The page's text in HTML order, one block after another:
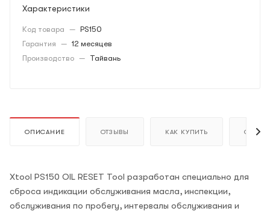
Характеристики
Код товара — PS150
Гарантия — 12 месяцев
Производство — Тайвань
ОПИСАНИЕ ОТЗЫВЫ КАК КУПИТЬ ОПЛАТА
Xtool PS150 OIL RESET Tool разработан специально для
сброса индикации обслуживания масла, инспекции,
обслуживания по пробегу, интервалы обслуживания и